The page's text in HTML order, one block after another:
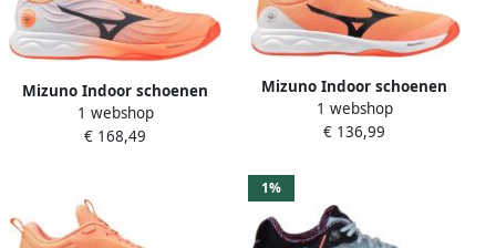
Mizuno Indoor schoenen
Wave Luminous Elite
1 webshop
€ 168,49
Mizuno Indoor schoenen
Wave Luminous Pro
1 webshop
€ 136,99
1%